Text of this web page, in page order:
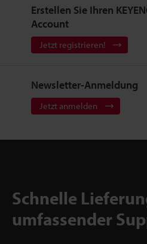
Erstellen Sie Ihren
Account
Jetzt registrieren!
Newsletter-Anmeldung
Jetzt anmelden
Schnelle
umfassender